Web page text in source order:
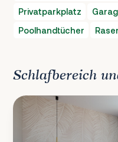
Privatparkplatz
Poolhandtücher
Schlafbereich